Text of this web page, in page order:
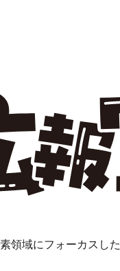
領域にフォーカスし